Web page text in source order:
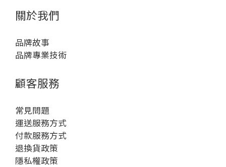
關於我們
品牌故事
品牌專業技術
顧客服務
常見問題
運送服務方式
付款服務方式
退換貨政策
隱私權政策